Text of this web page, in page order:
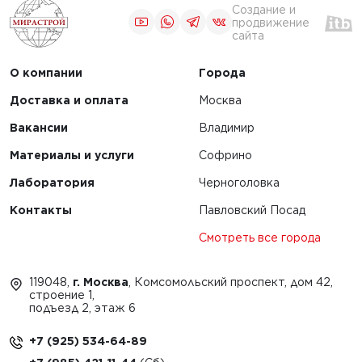
Создание и
продвижение
сайта
О компании
Доставка и оплата
Вакансии
Материалы и услуги
Лаборатория
Контакты
Города
Москва
Владимир
Софрино
Черноголовка
Павловский Посад
Смотреть все города
119048, г. Москва , Комсомольский проспект, дом 42,
строение 1,
подъезд 2, этаж 6
+7 (925) 534-64-89